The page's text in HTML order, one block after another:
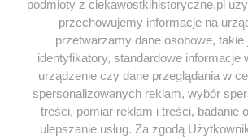
E-MAIL*
podmioty z ciekawostkihistoryczne.pl
przechowujemy informacje na
przetwarzamy dane osobowe, takie
identyfikatory, standardowe informacje
urządzenie czy dane przeglądania w
spersonalizowanych reklam, wybór
treści, pomiar reklam i treści, badanie
ulepszanie usług. Za zgodą